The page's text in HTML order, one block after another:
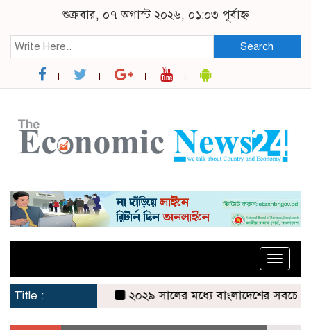
শুক্রবার, ০৭ অগাস্ট ২০২৬, ০১:০৩ পূর্বাহ্ন
Search
Toggle
Title :
২০২৯ সালের মধ্যে বাংলাদেশের সবচেয়ে